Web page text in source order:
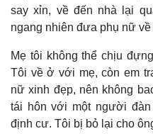
Thế giới
Quan sát
Cuộc sống đó đây
say xỉn, về đến nhà lại
ngang nhiên đưa phụ nữ về
Mẹ tôi không thể chịu
Tôi về ở với mẹ, còn em
nữ xinh đẹp, nên không
tái hôn với một người
định cư. Tôi bị bỏ lại cho